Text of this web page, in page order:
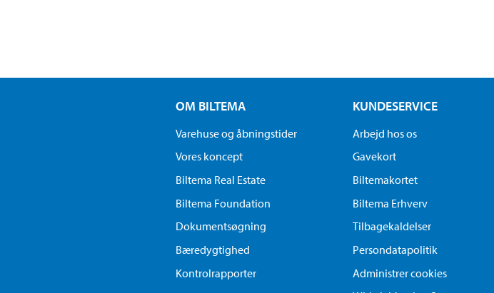
OM BILTEMA
Varehuse og åbningstider
Vores koncept
Biltema Real Estate
Biltema Foundation
Dokumentsøgning
Bæredygtighed
Kontrolrapporter
KUNDESERVICE
Arbejd hos os
Gavekort
Biltemakortet
Biltema Erhverv
Tilbagekaldelser
Persondatapolitik
Administrer cookies